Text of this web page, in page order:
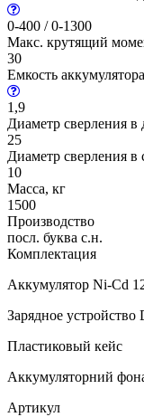
0-400 / 0-1300
Макс. крутящий
30
Емкость
1,9
Диаметр сверления в
25
Диаметр сверления в
10
Масса, кг
1500
Производство
посл. буква с.н.
Комплектация
Аккумулятор Ni-Cd
Зарядное
Пластиковый кейс
Аккумуляторний
Артикул